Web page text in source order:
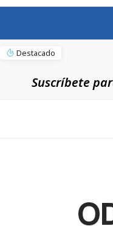
Destacado
Suscríbete